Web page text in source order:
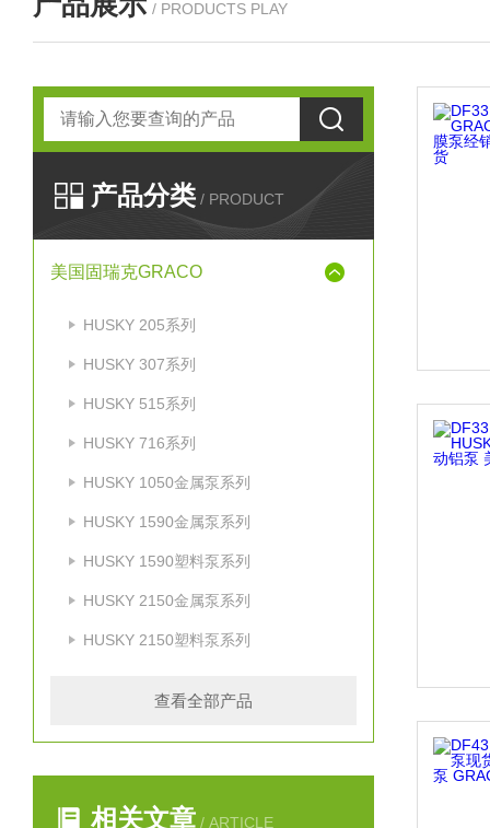
/ PRODUCTS PLAY
产品分类 / PRODUCT
美国固瑞克GRACO
HUSKY 205系列
HUSKY 307系列
HUSKY 515系列
HUSKY 716系列
HUSKY 1050金属泵系列
HUSKY 1590金属泵系列
HUSKY 1590塑料泵系列
HUSKY 2150金属泵系列
HUSKY 2150塑料泵系列
查看全部产品
相关文章 / ARTICLE